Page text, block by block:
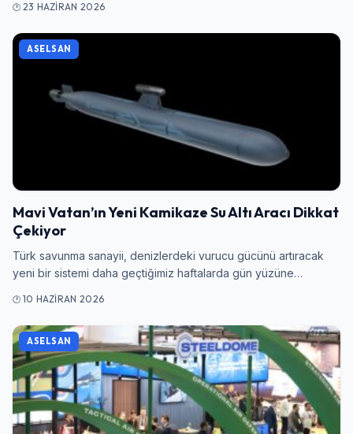
23 HAZIRAN 2026
ASELSAN
Mavi Vatan’ın Yeni Kamikaze Su Altı Aracı Dikkat
Çekiyor
Türk savunma sanayii, denizlerdeki vurucu gücünü artıracak
yeni bir sistemi daha geçtiğimiz haftalarda gün yüzüne…
10 HAZIRAN 2026
ASELSAN